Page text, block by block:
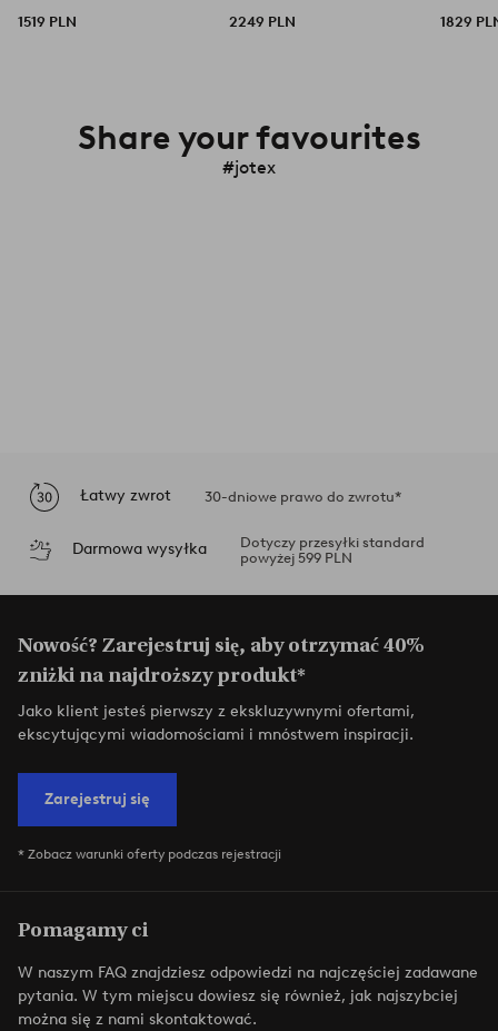
1519 PLN
2249 PLN
1829
Share your favourites
#jotex
Łatwy zwrot 30-dniowe prawo do zwrotu*
Darmowa wysyłka
Dotyczy przesyłki standard
powyżej 599 PLN
Nowość? Zarejestruj się, aby otrzymać 40%
zniżki na najdroższy produkt*
Jako klient jesteś pierwszy z ekskluzywnymi ofertami,
ekscytującymi wiadomościami i mnóstwem inspiracji.
Zarejestruj się
* Zobacz warunki oferty podczas rejestracji
Pomagamy ci
W naszym FAQ znajdziesz odpowiedzi na najczęściej zadawane
pytania. W tym miejscu dowiesz się również, jak najszybciej
można się z nami skontaktować.